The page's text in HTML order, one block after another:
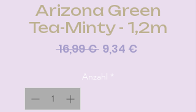
Arizona Green
Tea-Minty - 1,2m
16,99 € Standardpreis
9,34 €Sale-
Anzahl *